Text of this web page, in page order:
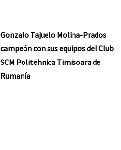
Gonzalo Tajuelo Molina-Prados
campeón con sus equipos del Club
SCM Politehnica Timisoara de
Rumanía